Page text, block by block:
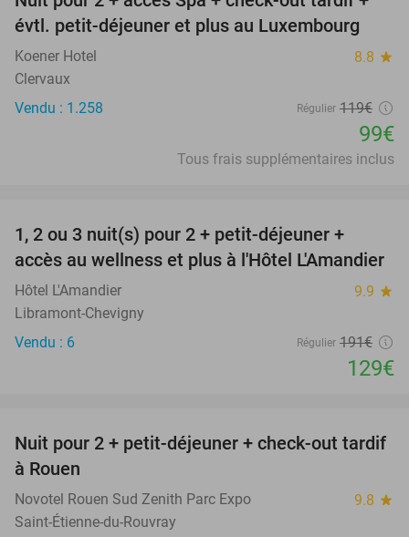
17%
évtl. petit-déjeuner et plus au Luxembourg
Koener Hotel 8.8 star
Clervaux
Vendu : 1.258
Régulier 119€
99€
Tous frais supplémentaires inclus
TODAY
1, 2 ou 3 nuit(s) pour 2 + petit-déjeuner +
accès au wellness et plus à l'Hôtel L'Amandier
Hôtel L'Amandier 9.9 star
Libramont-Chevigny
Vendu : 6
Régulier 191€
129€
37%
Nuit pour 2 + petit-déjeuner + check-out tardif
à Rouen
Novotel Rouen Sud Zenith Parc Expo 9.8 star
Saint-Étienne-du-Rouvray